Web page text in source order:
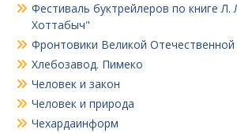
Фестиваль буктрейлеров по книге Л.
Хоттабыч"
Фронтовики Великой
Хлебозавод. Пимеко
Человек и закон
Человек и природа
Чехардаинформ